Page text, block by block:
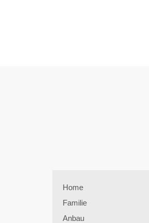
Home
Familie
Anbau